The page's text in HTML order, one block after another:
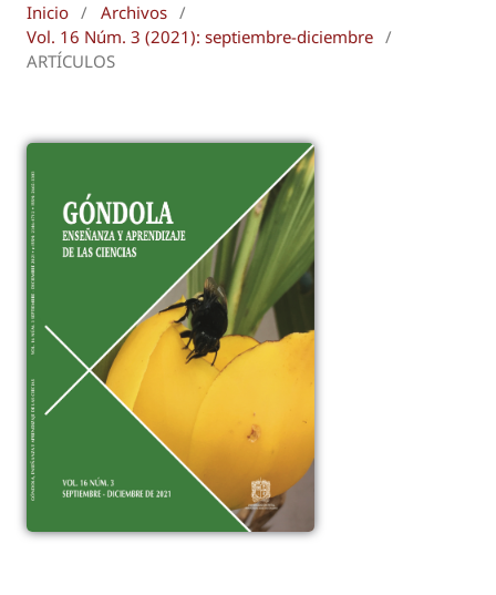
Inicio / Archivos /
Vol. 16 Núm. 3 (2021): septiembre-diciembre /
ARTÍCULOS